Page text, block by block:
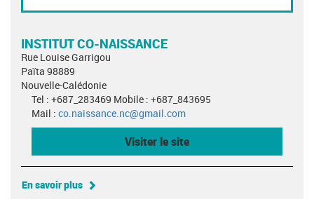
INSTITUT CO-NAISSANCE
Rue Louise Garrigou
Païta 98889
Nouvelle-Calédonie
Tel : +687_283469 Mobile : +687_843695
Mail : co.naissance.nc@gmail.com
Visiter le site
En savoir plus